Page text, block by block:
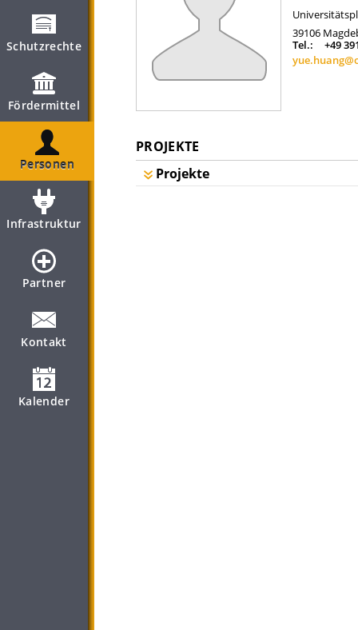
Schutzrechte
Fördermittel
Personen
Infrastruktur
Partner
Kontakt
Kalender
39106
Tel.:
+49
PROJEKTE
Projekte